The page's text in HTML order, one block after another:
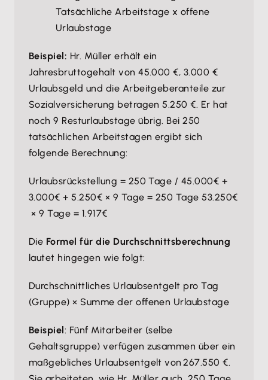
Tatsächliche Arbeitstage x offene
Urlaubstage
Beispiel: Hr. Müller erhält ein
Jahresbruttogehalt von 45.000 €, 3.000 €
Urlaubsgeld und die Arbeitgeberanteile zur
Sozialversicherung betragen 5.250 €. Er hat
noch 9 Resturlaubstage übrig. Bei 250
tatsächlichen Arbeitstagen ergibt sich
folgende Berechnung:
Urlaubsrückstellung = 250 Tage / 45.000€ +
3.000€ + 5.250€​ × 9 Tage = 250 Tage 53.250€
​ × 9 Tage = 1.917€
Die Formel für die Durchschnittsberechnung
lautet hingegen wie folgt:
Durchschnittliches Urlaubsentgelt pro Tag
(Gruppe) × Summe der offenen Urlaubstage
Beispiel: Fünf Mitarbeiter (selbe
Gehaltsgruppe) verfügen zusammen über ein
maßgebliches Urlaubsentgelt von 267.550 €.